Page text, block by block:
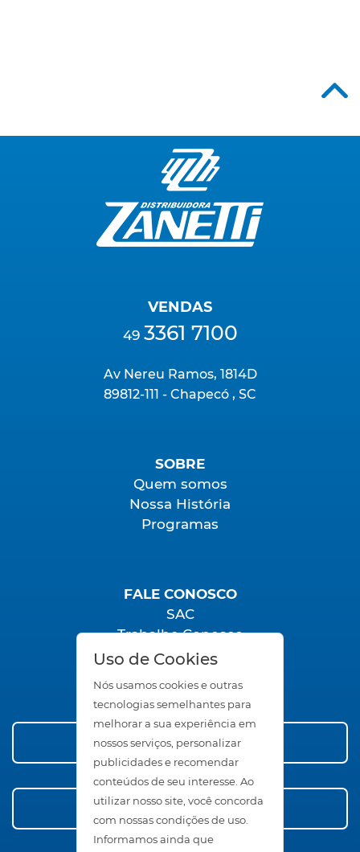
Uso de Cookies
Nós usamos cookies e outras
tecnologias semelhantes para
melhorar a sua experiência em
nossos serviços, personalizar
publicidades e recomendar
conteúdos de seu interesse. Ao
utilizar nosso site, você concorda
com nossas condições de uso.
Informamos ainda que
VENDAS
49 3361 7100
Av Nereu Ramos, 1814D
89812-111 - Chapecó , SC
SOBRE
Quem somos
Nossa História
Programas
FALE CONOSCO
SAC
Trabalhe Conosco
Seja um Representante
Conheça nossos Produtos
Compre Agora!